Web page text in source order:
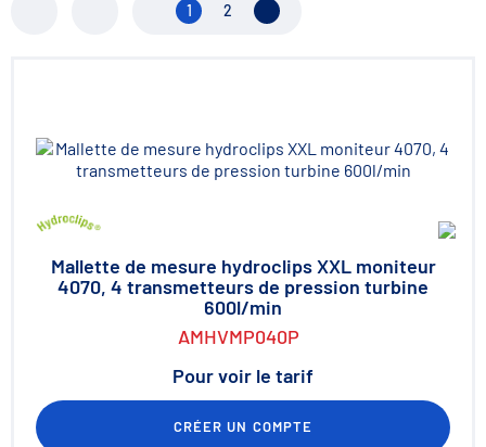
1 2 Page suivante
Mallette de mesure hydroclips XXL moniteur
4070, 4 transmetteurs de pression turbine
600l/min
AMHVMP040P
Pour voir le tarif
CRÉER UN COMPTE